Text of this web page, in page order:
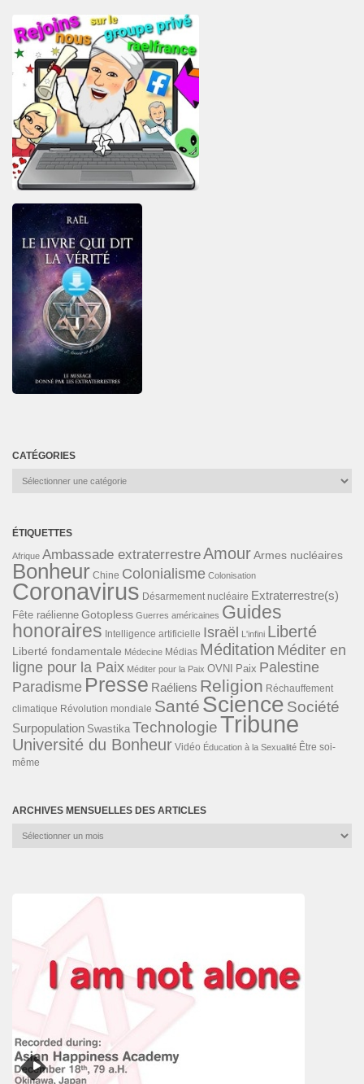
CATÉGORIES
Catégories
ÉTIQUETTES
Afrique Ambassade extraterrestreAmourArmes nucléaires
Bonheur Chine Colonialisme Colonisation
Coronavirus Désarmement nucléaire Extraterrestre(s)
Fête raélienne Gotopless Guerres américaines Guides
honoraires Intelligence artificielle Israël L'infini Liberté
Liberté fondamentale Médecine Médias Méditation Méditer en
ligne pour la Paix Méditer pour la Paix OVNI Paix Palestine
Paradisme Presse Raéliens Religion Réchauffement
climatique Révolution mondiale Santé Science Société
Surpopulation Swastika TechnologieTribune
Université du Bonheur Vidéo Éducation à la Sexualité Être soi-
même
ARCHIVES MENSUELLES DES ARTICLES
Archives